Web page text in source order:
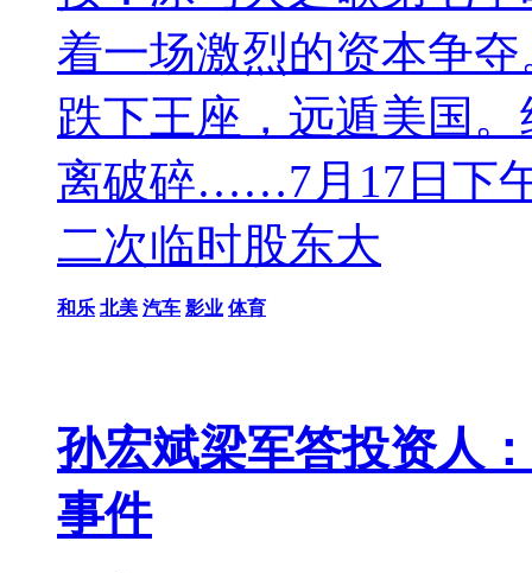
着一场激烈的资本争
跌下王座，远遁美国
离破碎……7月17日下
二次临时股东大
和乐 北美 汽车 影业 体育
孙宏斌梁军答投资人
事件